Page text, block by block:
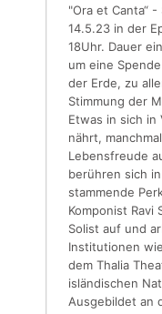
"Ora et Canta“
14.5.23 in der
18Uhr. Dauer
um eine
der Erde, zu
Stimmung der
Etwas in sich in
nährt,
Lebensfreude
berühren sich
stammende
Komponist
Solist auf und
Institutionen
dem Thalia
isländischen
Ausgebildet an